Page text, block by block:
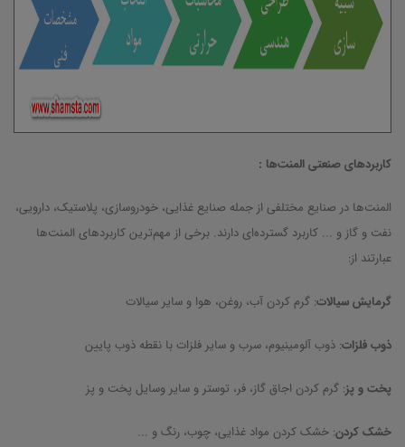
کاربردهای صنعتی المنت‌ها :
المنت‌ها در صنایع مختلفی از جمله صنایع غذایی، خودروسازی، پلاستیک، دارویی،
نفت و گاز و ... کاربرد گسترده‌ای دارند. برخی از مهم‌ترین کاربردهای المنت‌ها
عبارتند از:
گرمایش سیالات: گرم کردن آب، روغن، هوا و سایر سیالات
ذوب فلزات: ذوب آلومینیوم، سرب و سایر فلزات با نقطه ذوب پایین
پخت و پز: گرم کردن اجاق گاز، فر، توستر و سایر وسایل پخت و پز
خشک کردن: خشک کردن مواد غذایی، چوب، رنگ و ...